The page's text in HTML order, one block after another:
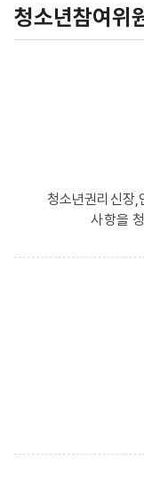
청소년참여위
청소년권리신장,
사항을